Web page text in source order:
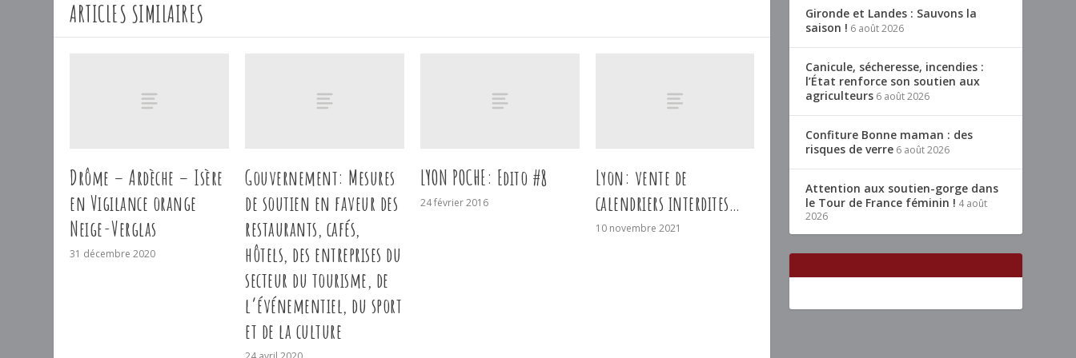
ARTICLES SIMILAIRES
Drôme – Ardèche – Isère
en Vigilance orange
Neige-Verglas
31 décembre 2020
Gouvernement: Mesures
de soutien en faveur des
restaurants, cafés,
hôtels, des entreprises du
secteur du tourisme, de
l’événementiel, du sport
et de la culture
LYON POCHE: Edito #8
24 février 2016
Lyon: vente de
calendriers interdites…
10 novembre 2021
Gironde et Landes : Sauvons la
saison ! 6 août 2026
Canicule, sécheresse, incendies :
l’État renforce son soutien aux
agriculteurs 6 août 2026
Confiture Bonne maman : des
risques de verre 6 août 2026
Attention aux soutien-gorge dans
le Tour de France féminin ! 4 août
2026